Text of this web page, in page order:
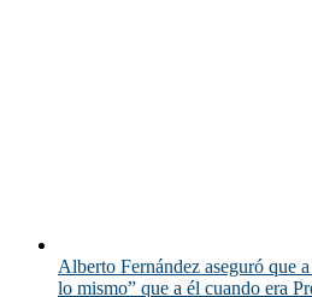
Alberto Fernández aseguró que
lo mismo” que a él cuando era